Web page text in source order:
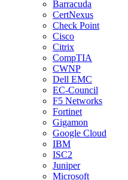
Barracuda
CertNexus
Check Point
Cisco
Citrix
CompTIA
CWNP
Dell EMC
EC-Council
F5 Networks
Fortinet
Gigamon
Google Cloud
IBM
ISC2
Juniper
Microsoft